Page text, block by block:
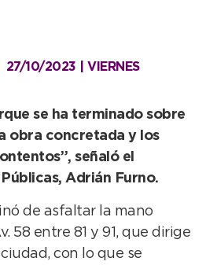
27/10/2023 | VIERNES
se ha terminado sobre
obra concretada y los
señaló el
Adrián Furno.
de asfaltar la mano
58 entre 81 y 91, que dirige
con lo que se